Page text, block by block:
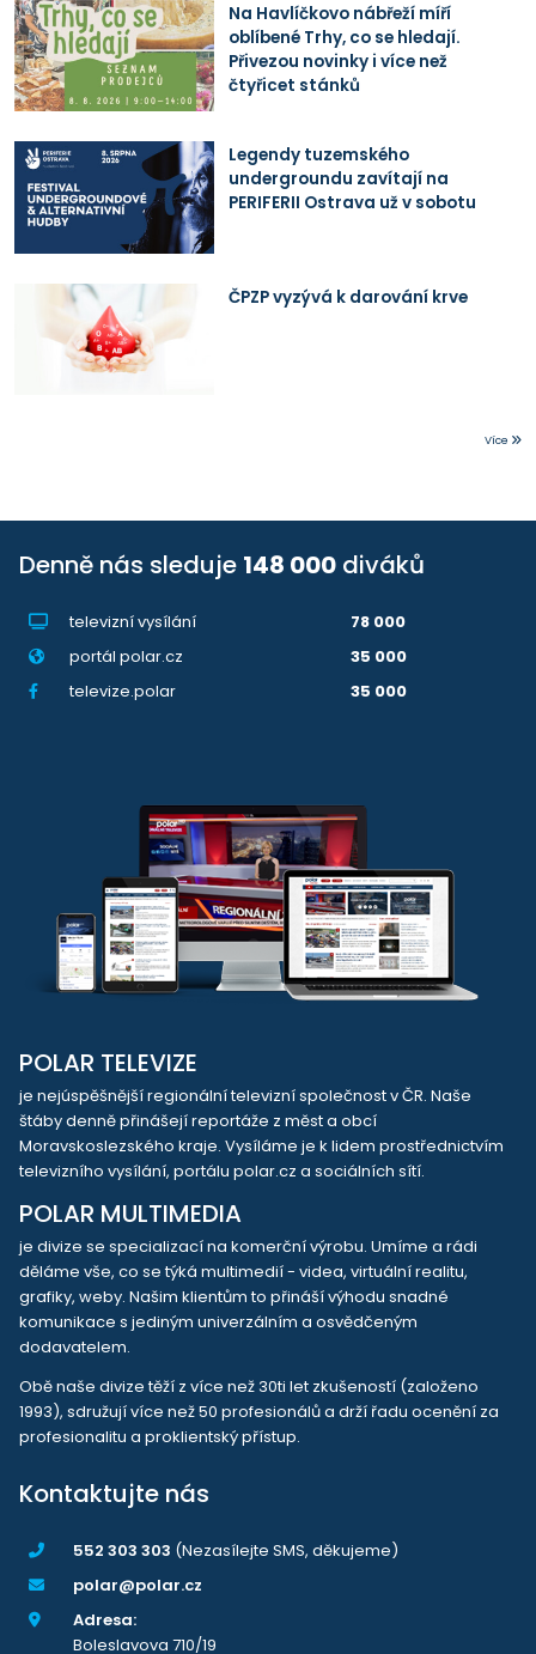
Na Havlíčkovo nábřeží míří
oblíbené Trhy, co se hledají.
Přivezou novinky i více než
čtyřicet stánků
Legendy tuzemského
undergroundu zavítají na
PERIFERII Ostrava už v sobotu
ČPZP vyzývá k darování krve
Více
Denně nás sleduje 148 000 diváků
televizní vysílání
78 000
portál polar.cz
35 000
televize.polar
35 000
POLAR TELEVIZE
je nejúspěšnější regionální televizní společnost v ČR. Naše
štáby denně přinášejí reportáže z měst a obcí
Moravskoslezského kraje. Vysíláme je k lidem prostřednictvím
televizního vysílání, portálu polar.cz a sociálních sítí.
POLAR MULTIMEDIA
je divize se specializací na komerční výrobu. Umíme a rádi
děláme vše, co se týká multimedií - videa, virtuální realitu,
grafiky, weby. Našim klientům to přináší výhodu snadné
komunikace s jediným univerzálním a osvědčeným
dodavatelem.
Obě naše divize těží z více než 30ti let zkušeností (založeno
1993), sdružují více než 50 profesionálů a drží řadu ocenění za
profesionalitu a proklientský přístup.
Kontaktujte nás
552 303 303 (Nezasílejte SMS, děkujeme)
polar@polar.cz
Adresa:
Boleslavova 710/19